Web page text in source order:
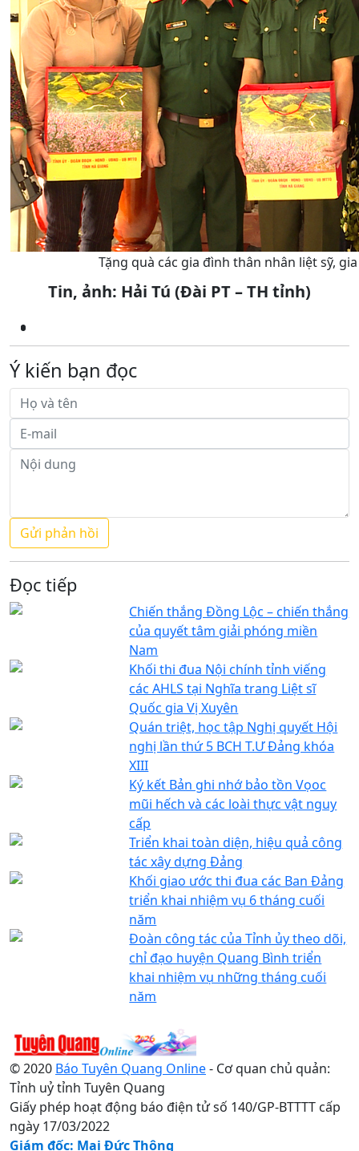
Tặng quà các gia đình thân nhân liệt sỹ,
Tin, ảnh: Hải Tú (Đài PT – TH tỉnh)
Ý kiến bạn đọc
Đọc tiếp
Chiến thắng Đồng Lộc – chiến thắng
của quyết tâm giải phóng miền
Nam
Khối thi đua Nội chính tỉnh viếng
các AHLS tại Nghĩa trang Liệt sĩ
Quốc gia Vị Xuyên
Quán triệt, học tập Nghị quyết Hội
nghị lần thứ 5 BCH T.Ư Đảng khóa
XIII
Ký kết Bản ghi nhớ bảo tồn Vọoc
mũi hếch và các loài thực vật nguy
cấp
Triển khai toàn diện, hiệu quả công
tác xây dựng Đảng
Khối giao ước thi đua các Ban Đảng
triển khai nhiệm vụ 6 tháng cuối
năm
Đoàn công tác của Tỉnh ủy theo dõi,
chỉ đạo huyện Quang Bình triển
khai nhiệm vụ những tháng cuối
năm
© 2020 Báo Tuyên Quang Online- Cơ quan chủ quản:
Tỉnh uỷ tỉnh Tuyên Quang
Giấy phép hoạt động báo điện tử số 140/GP-BTTTT cấp
ngày 17/03/2022
Giám đốc: Mai Đức Thông